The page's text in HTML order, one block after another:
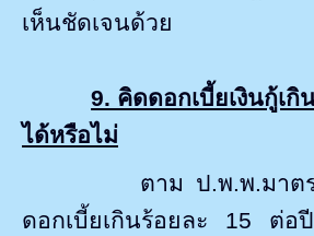
เห็นชัดเจนด้วย
9. คิดดอกเบี้ยเงินกู้เ
ได้หรือไม่
ตาม ป.พ.พ.มาต
ดอกเบี้ยเกินร้อยละ 15 ต่อ